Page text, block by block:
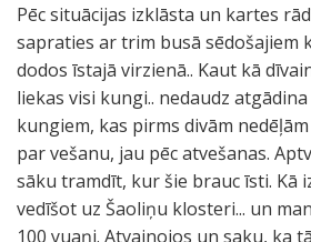
Pēc situācijas izklāsta un kartes
sapraties ar trim busā sēdošajiem
dodos īstajā virzienā.. Kaut kā
liekas visi kungi.. nedaudz
kungiem, kas pirms divām
par vešanu, jau pēc atvešanas.
sāku tramdīt, kur šie brauc īsti. Kā
vedīšot uz Šaoliņu klosteri... un
100 yuaņi. Atvainojos un saku, ka